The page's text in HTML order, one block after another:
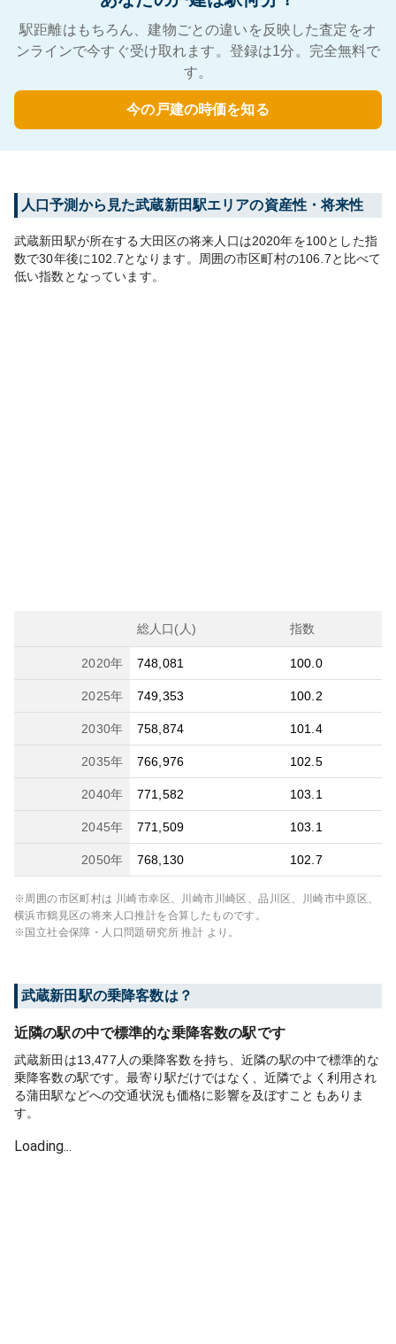
駅距離はもちろん、建物ごとの違いを反映した査定をオ
ンラインで今すぐ受け取れます。登録は1分。完全無料で
す。
今の戸建の時価を知る
人口予測から見た武蔵新田駅エリアの資産性・将来性
武蔵新田 駅が所在する 大田区の将来人口は2020年を100とした指
数で30年後に102.7となります。 周囲の市区町村の106.7と比べて
低い指数となっています。
総人口(人) 指数
2020年 748,081 100.0
2025年 749,353 100.2
2030年 758,874 101.4
2035年 766,976 102.5
2040年 771,582 103.1
2045年 771,509 103.1
2050年 768,130 102.7
※周囲の市区町村は 川崎市幸区、川崎市川崎区、品川区、川崎市中原区、
横浜市鶴見区の将来人口推計を合算したものです。
※国立社会保障・人口問題研究所 推計 より。
武蔵新田駅の乗降客数は？
近隣の駅の中で標準的な乗降客数の駅です
武蔵新田は13,477人の乗降客数を持ち、近隣の駅の中で標準的な
乗降客数の駅です。最寄り駅だけではなく、近隣でよく利用され
る蒲田駅などへの交通状況も価格に影響を及ぼすこともありま
す。
Loading...